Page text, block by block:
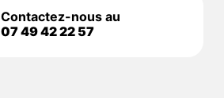
Contactez-nous au
07 49 42 22 57